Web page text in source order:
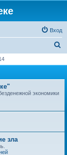
Вход
с
экономики
зла